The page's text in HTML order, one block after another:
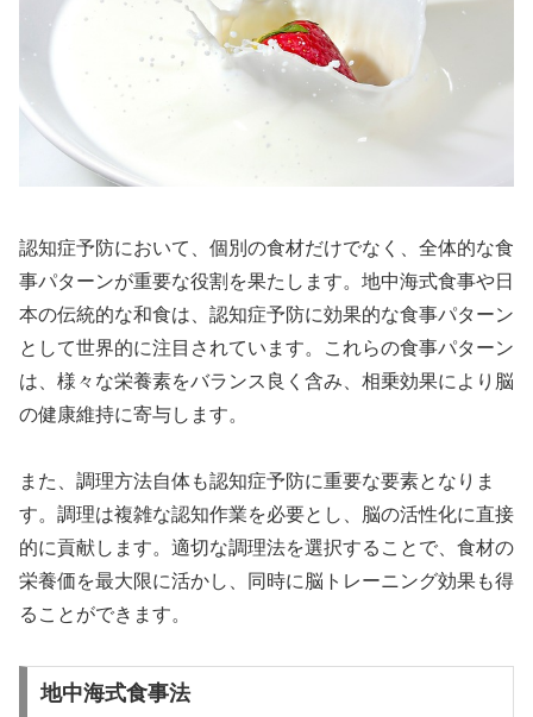
認知症予防において、個別の食材だけでなく、全体的な食
事パターンが重要な役割を果たします。地中海式食事や日
本の伝統的な和食は、認知症予防に効果的な食事パターン
として世界的に注目されています。これらの食事パターン
は、様々な栄養素をバランス良く含み、相乗効果により脳
の健康維持に寄与します。
また、調理方法自体も認知症予防に重要な要素となりま
す。調理は複雑な認知作業を必要とし、脳の活性化に直接
的に貢献します。適切な調理法を選択することで、食材の
栄養価を最大限に活かし、同時に脳トレーニング効果も得
ることができます。
地中海式食事法